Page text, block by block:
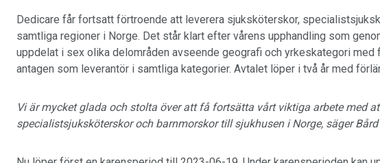
Dedicare får fortsatt förtroende att leverera sjuksköterskor,
samtliga regioner i Norge. Det står klart efter vårens upphandling som
uppdelat i sex olika delområden avseende geografi och yrkeskategori med
antagen som leverantör i samtliga kategorier. Avtalet löper i två år med
Vi är mycket glada och stolta över att få fortsätta vårt viktiga arbete med
specialistsjuksköterskor och barnmorskor till sjukhusen i Norge, säger